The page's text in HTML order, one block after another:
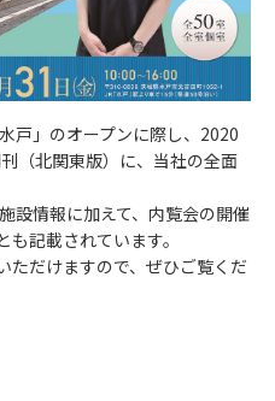
戸」のオープンに際し、2020
（北関東版）に、当社の全面
設情報に加えて、内覧会の開催
記載されています。
ただけますので、ぜひご覧くだ